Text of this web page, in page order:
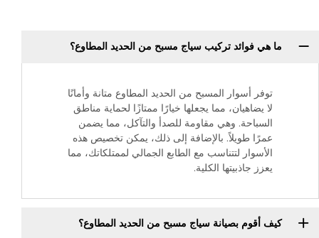
ما هي فوائد تركيب سياج مسبح من الحديد المطاوع؟
توفر أسوار المسبح من الحديد المطاوع متانة وأمانًا
لا يضاهيان، مما يجعلها خيارًا ممتازًا لحماية مناطق
السباحة. وهي مقاومة للصدأ والتآكل، مما يضمن
عمرًا طويلاً. بالإضافة إلى ذلك، يمكن تخصيص هذه
الأسوار لتتناسب مع الطابع الجمالي لممتلكاتك، مما
يعزز جاذبيتها الكلية.
كيف أقوم بصيانة سياج مسبح من الحديد المطاوع؟